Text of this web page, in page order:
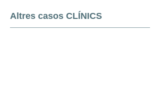
Altres casos CLÍNICS